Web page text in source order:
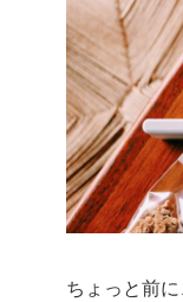
ちょっと前に